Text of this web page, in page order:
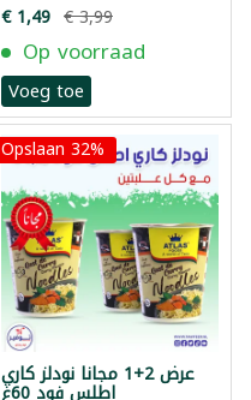
€ 1,49 € 3,99
Op voorraad
Voeg toe
Opslaan 32%
عرض 2+1 مجانا نودلز كاري
اطلس فود 60غ